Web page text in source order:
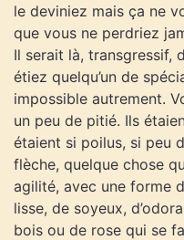
le deviniez mais ça ne
que vous ne perdriez
Il serait là, transgressif,
étiez quelqu’un de
impossible autrement.
un peu de pitié. Ils
étaient si poilus, si peu
flèche, quelque chose
agilité, avec une forme
lisse, de soyeux,
bois ou de rose qui se